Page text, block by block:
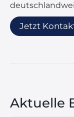
Jetzt
Aktuelle